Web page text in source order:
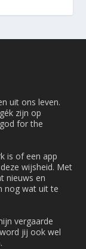
uit ons leven.
zijn op
for the
is of een app
wijsheid. Met
nieuws en
nog wat uit te
vergaarde
jij ook wel